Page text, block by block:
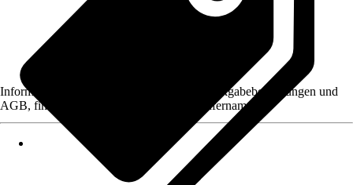
Informationen des Verkäufers, wie z. B. Rückgabebedingungen und
AGB, finden Sie bei Klick auf den Verkäufernamen.